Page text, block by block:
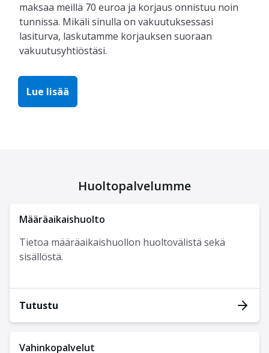
maksaa meillä 70 euroa ja korjaus onnistuu noin
tunnissa. Mikäli sinulla on vakuutuksessasi
lasiturva, laskutamme korjauksen suoraan
vakuutusyhtiöstäsi.
Lue lisää
Huoltopalvelumme
Määräaikaishuolto
Tietoa määräaikaishuollon huoltovälistä sekä
sisällöstä.
Tutustu
Vahinkopalvelut